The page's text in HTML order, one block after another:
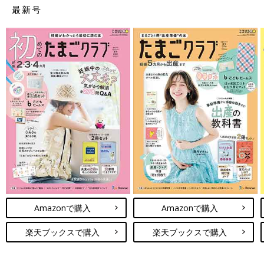
最新号
Amazonで購入
楽天ブックスで購入
Amazonで購入
楽天ブックスで購入